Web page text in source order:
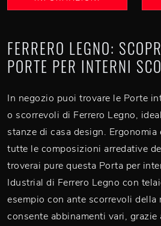
FERRERO LEGNO:
PORTE PER INTERNI
In negozio puoi trovare le Porte
o scorrevoli di Ferrero Legno,
stanze di casa design.
tutte le composizioni arredative
troverai pure questa Porta per
Idustrial di Ferrero Legno con
esempio con ante scorrevoli della
consente abbinamenti vari, grazie